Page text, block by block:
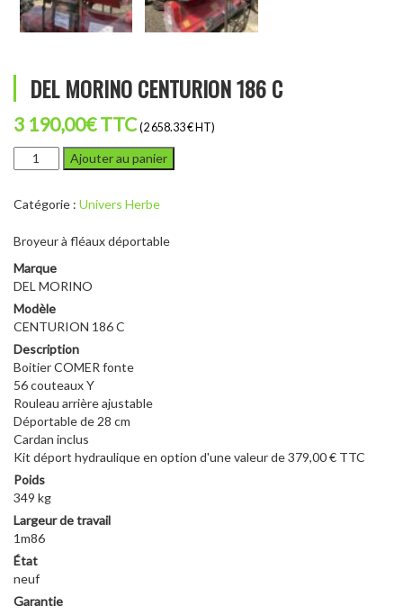
DEL MORINO CENTURION 186 C
3 190,00€TTC (2 658.33 € HT)
quantité
de
MORINO
186
C
Ajouter au panier
Catégorie : Univers Herbe
Broyeur à fléaux déportable
Marque
DEL MORINO
Modèle
CENTURION 186 C
Description
Boitier COMER fonte
56 couteaux Y
Rouleau arrière ajustable
Déportable de 28 cm
Cardan inclus
Kit déport hydraulique en option d'une valeur de 379,00 € TTC
Poids
349 kg
Largeur de travail
1m86
État
neuf
Garantie